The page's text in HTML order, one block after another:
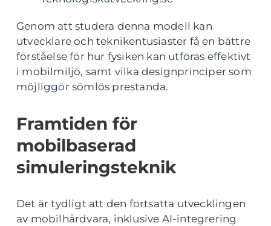
Genom att studera denna modell kan
utvecklare och teknikentusiaster få en bättre
förståelse för hur fysiken kan utföras effektivt
i mobilmiljö, samt vilka designprinciper som
möjliggör sömlös prestanda.
Framtiden för
mobilbaserad
simuleringsteknik
Det är tydligt att den fortsatta utvecklingen
av mobilhårdvara, inklusive AI-integrering